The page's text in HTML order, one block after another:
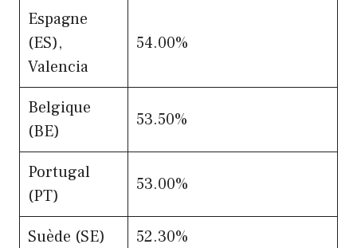
Espagne
(ES),
Valencia
54.00%
Belgique
(BE)
53.50%
Portugal
(PT)
53.00%
Suède (SE)
52.30%